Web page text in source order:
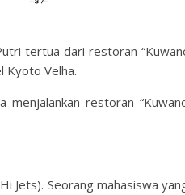
tertua dari restoran
Kyoto Velha.
menjalankan restoran
Jets). Seorang mahasiswa